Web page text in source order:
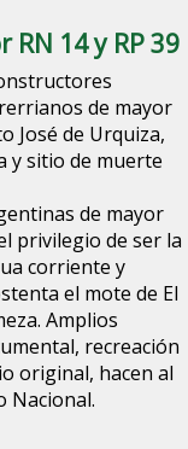
RN 14 y RP 39
de mayor
José de Urquiza,
y sitio de muerte
de mayor
privilegio de ser la
corriente y
el mote de El
Amplios
recreación
original, hacen al
Nacional.